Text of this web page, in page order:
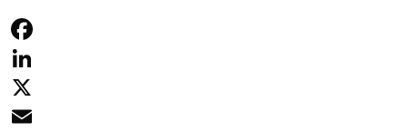
Facebook
LinkedIn
X